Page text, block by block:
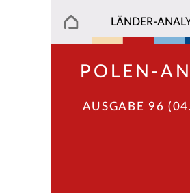
LÄNDER-
POLEN-
AUSGABE 96